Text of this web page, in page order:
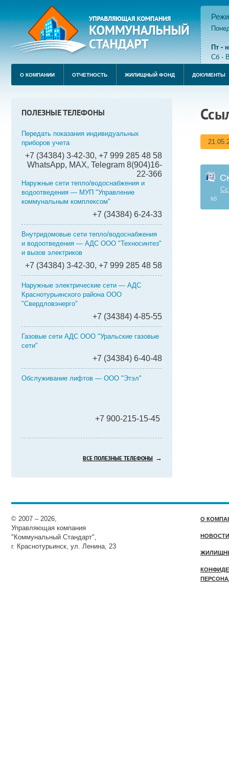
Пт -
Сб -
О КОМПАНИИ ОТЧЕТНОСТЬ ЖИЛИЩНЫЙ ФОНД ДОКУМЕНТЫ
Кб
ПОЛЕЗНЫЕ ТЕЛЕФОНЫ
Передать показания индивидуальных
приборов учета
+7 (34384) 3-42-30, +7 999 285 48 58
WhatsApp, MAX, Telegram 8(904)16-
22-366
Наружные сети тепло/водоснабжения и
водоотведения — МУП "Управление
коммунальным комплексом"
+7 (34384) 6-24-33
Внутридомовые сети тепло/водоснабжения
и водоотведения — АДС ООО "Техносинтез"
и вызов электриков
+7 (34384) 3-42-30, +7 999 285 48 58
Наружные электрические сети — АДС
Краснотурьинского района ООО
"Свердловэнерго"
+7 (34384) 4-85-55
Газовые сети АДС ООО "Уральские газовые
сети"
+7 (34384) 6-40-48
Обслуживание лифтов — ООО "Этэл"
+7 900-215-15-45
ВСЕ ПОЛЕЗНЫЕ ТЕЛЕФОНЫ →
© 2007 – 2026,
Управляющая компания
"Коммунальный Стандарт",
г. Краснотурьинск, ул. Ленина, 23
О
НОВОСТИ